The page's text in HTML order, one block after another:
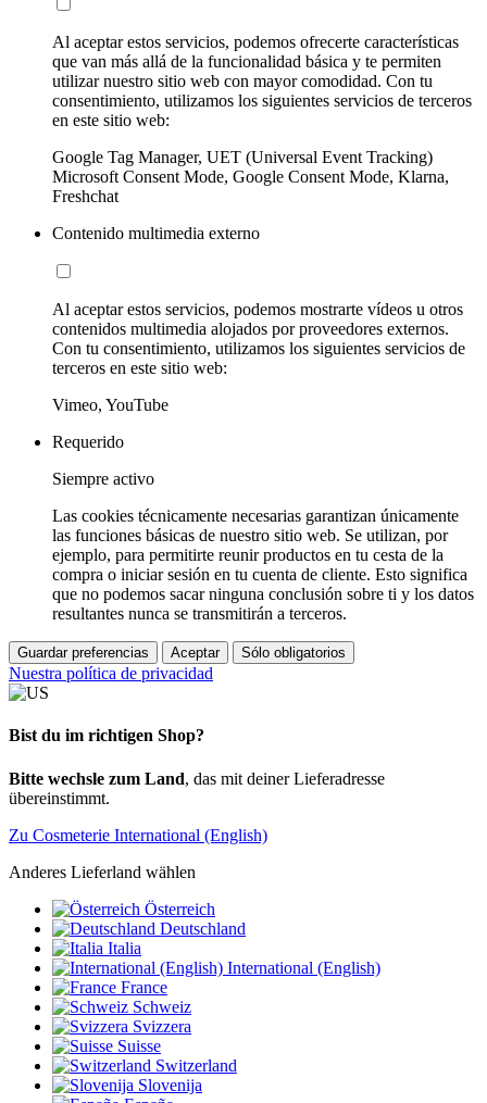
Al aceptar estos servicios, podemos ofrecerte características
que van más allá de la funcionalidad básica y te permiten
utilizar nuestro sitio web con mayor comodidad. Con tu
consentimiento, utilizamos los siguientes servicios de terceros
en este sitio web:
Google Tag Manager, UET (Universal Event Tracking)
Microsoft Consent Mode, Google Consent Mode, Klarna,
Freshchat
Contenido multimedia externo
Al aceptar estos servicios, podemos mostrarte vídeos u otros
contenidos multimedia alojados por proveedores externos.
Con tu consentimiento, utilizamos los siguientes servicios de
terceros en este sitio web:
Vimeo, YouTube
Requerido
Siempre activo
Las cookies técnicamente necesarias garantizan únicamente
las funciones básicas de nuestro sitio web. Se utilizan, por
ejemplo, para permitirte reunir productos en tu cesta de la
compra o iniciar sesión en tu cuenta de cliente. Esto significa
que no podemos sacar ninguna conclusión sobre ti y los datos
resultantes nunca se transmitirán a terceros.
Guardar preferencias Aceptar Sólo obligatorios
Nuestra política de privacidad
Bist du im richtigen Shop?
Bitte wechsle zum Land, das mit deiner Lieferadresse
übereinstimmt.
Zu Cosmeterie International (English)
Anderes Lieferland wählen
Österreich
Deutschland
Italia
International (English)
France
Schweiz
Svizzera
Suisse
Switzerland
Slovenija